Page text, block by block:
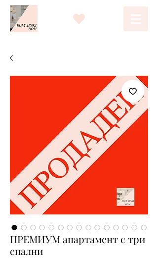
ПРЕМИУМ апартамент с три
спални